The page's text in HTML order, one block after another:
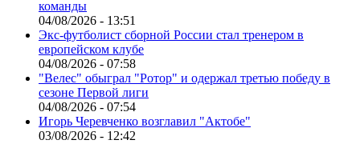
команды
04/08/2026 - 13:51
Экс-футболист сборной России стал тренером в
европейском клубе
04/08/2026 - 07:58
"Велес" обыграл "Ротор" и одержал третью победу в
сезоне Первой лиги
04/08/2026 - 07:54
Игорь Черевченко возглавил "Актобе"
03/08/2026 - 12:42